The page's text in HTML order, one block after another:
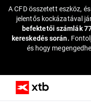
A CFD összetett eszköz,
jelentős kockázatával
befektetői számlák
kereskedés során.
és hogy